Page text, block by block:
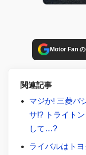
Motor Fan
関連記事
マジか! 三菱パ
サ!? トライト
して…?
ライバルはト